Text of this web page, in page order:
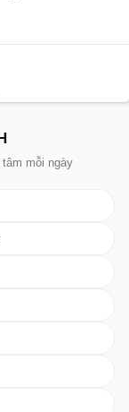
mỗi ngày